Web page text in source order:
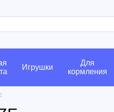
Игрушки
Для
кормления